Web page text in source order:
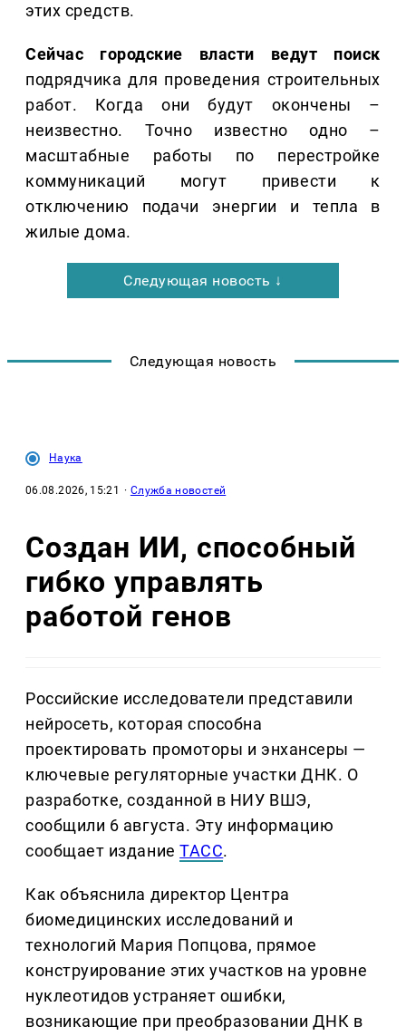
этих средств.
Сейчас городские власти ведут поиск
подрядчика для проведения строительных
работ. Когда они будут окончены –
неизвестно. Точно известно одно –
масштабные работы по перестройке
коммуникаций могут привести к
отключению подачи энергии и тепла в
жилые дома.
Следующая новость ↓
Следующая новость
Наука
06.08.2026, 15:21 · Служба новостей
Создан ИИ, способный
гибко управлять
работой генов
Российские исследователи представили
нейросеть, которая способна
проектировать промоторы и энхансеры —
ключевые регуляторные участки ДНК. О
разработке, созданной в НИУ ВШЭ,
сообщили 6 августа. Эту информацию
сообщает изданиеТАСС.
Как объяснила директор Центра
биомедицинских исследований и
технологий Мария Попцова, прямое
конструирование этих участков на уровне
нуклеотидов устраняет ошибки,
возникающие при преобразовании ДНК в